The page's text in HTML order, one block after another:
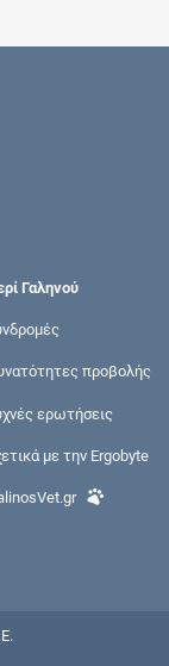
Γαληνού
προβολής
ερωτήσεις
με την Ergobyte